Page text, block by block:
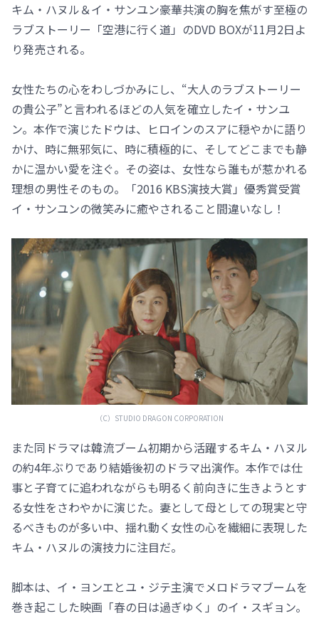
キム・ハヌル＆イ・サンユン豪華共演の胸を焦がす至極の
ラブストーリー「空港に行く道」のDVD BOXが11月2日よ
り発売される。
女性たちの心をわしづかみにし、“大人のラブストーリー
の貴公子”と言われるほどの人気を確立したイ・サンユ
ン。本作で演じたドウは、ヒロインのスアに穏やかに語り
かけ、時に無邪気に、時に積極的に、そしてどこまでも静
かに温かい愛を注ぐ。その姿は、女性なら誰もが惹かれる
理想の男性そのもの。「2016 KBS演技大賞」優秀賞受賞
イ・サンユンの微笑みに癒やされること間違いなし！
（C）STUDIO DRAGON CORPORATION
また同ドラマは韓流ブーム初期から活躍するキム・ハヌル
の約4年ぶりであり結婚後初のドラマ出演作。本作では仕
事と子育てに追われながらも明るく前向きに生きようとす
る女性をさわやかに演じた。妻として母としての現実と守
るべきものが多い中、揺れ動く女性の心を繊細に表現した
キム・ハヌルの演技力に注目だ。
脚本は、イ・ヨンエとユ・ジテ主演でメロドラマブームを
巻き起こした映画「春の日は過ぎゆく」のイ・スギョン。